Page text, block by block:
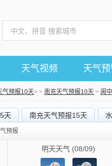
天气视频 天气
气预报10天> > 南充天气预报10天 > 阆
天 南充天气预报15天
预报
明天天气 (08/09)